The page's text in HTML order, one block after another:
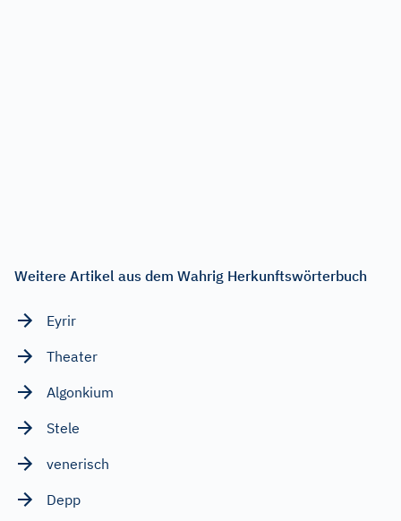
Weitere Artikel aus dem Wahrig Herkunftswörterbuch
Eyrir
Theater
Algonkium
Stele
venerisch
Depp